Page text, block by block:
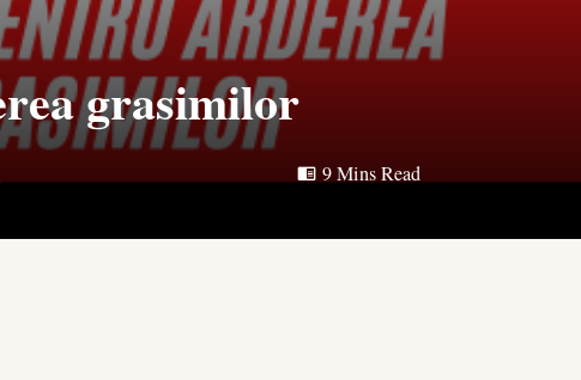
grasimilor
9 Mins Read